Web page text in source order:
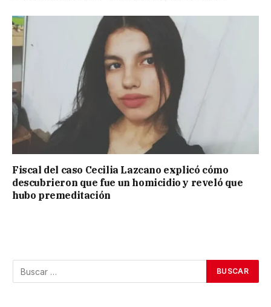
Fiscal del caso Cecilia Lazcano explicó cómo
descubrieron que fue un homicidio y reveló que
hubo premeditación